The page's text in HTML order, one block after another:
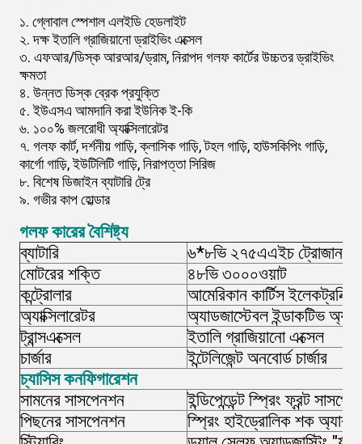
১. গ্লোবাল স্পেশাল এলইডি হেডলাইট
২. দক্ষ ইতালি গ্রাজিয়ানো ড্রাইভিং এক্সেল
৩. এফআর/ডিস্ক আরআর/ড্রাম, নিরাপদ গলফ কার্টের উচ্চতর ড্রাইভিং
ক্ষমতা
৪. উন্নত ডিস্ক ব্রেক প্রযুক্তি
৫. ইউএসএ আমদানি করা ইউনিক ই-কি
৬. ১০০% জলরোধী অ্যাক্সিলারেটর
৭. গলফ কার্ট, দর্শনীয় গাড়ি, ক্লাসিক গাড়ি, টহল গাড়ি, হাউসকিপিং গাড়ি,
কার্গো গাড়ি, ইউটিলিটি গাড়ি, নিরাপত্তা সিরিজ
৮. বিশেষ ডিজাইন ব্যাটারি ট্রে
৯. গভীর কাপ হোল্ডার
গলফ কারের বৈশিষ্ট্য
ব্যাটারি
৬*৮ভি ২৭৫এএইচ ট্রোজান
মোটরের শক্তি
৪৮ভি ৩০০০ওয়াট
কন্ট্রোলার
আমেরিকান কার্টিস ইলেকট্রনিক্স
অ্যাক্সিলারেটর
অ্যাডজাস্টেবল ইন্ডাকটিভ
ট্রান্সএক্সেল
ইতালি গ্রাজিয়ানো এক্সেল
চার্জার
ইন্টেলিজেন্ট অনবোর্ড চার্জার
চ্যাসিস কনফিগারেশন
সামনের সাসপেনশন
ইন্ডিপেন্ডেন্ট স্প্রিং ফ্রন্ট
পিছনের সাসপেনশন
স্প্রিং হাইড্রোলিক শক